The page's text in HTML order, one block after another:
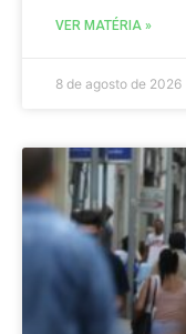
VER MATÉRIA »
8 de agosto de 2026